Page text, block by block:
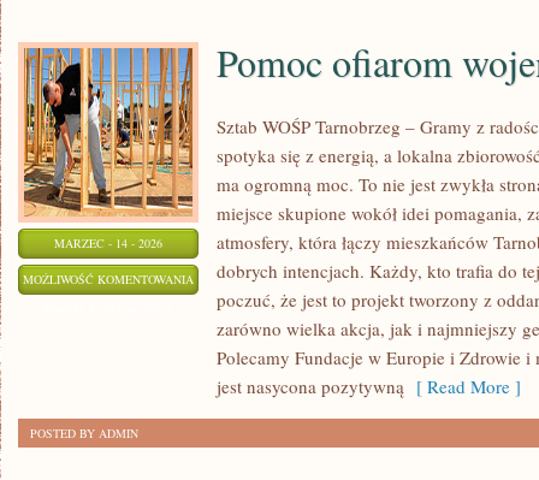
MARZEC - 14 - 2026
MOŻLIWOŚĆ KOMENTOWANIA POMOC
OFIAROM
WOJEN
KATASTROF
Pomoc ofiarom
Sztab WOŚP Tarnobrzeg – Gramy z
spotyka się z energią, a lokalna
ma ogromną moc. To nie jest zwykła
miejsce skupione wokół idei pomagania,
atmosfery, która łączy mieszkańców
dobrych intencjach. Każdy, kto trafia do
poczuć, że jest to projekt tworzony z
zarówno wielka akcja, jak i najmniejszy
Polecamy Fundacje w Europie i Zdrowie i
jest nasycona pozytywną [ Read More ]
POSTED BY ADMIN